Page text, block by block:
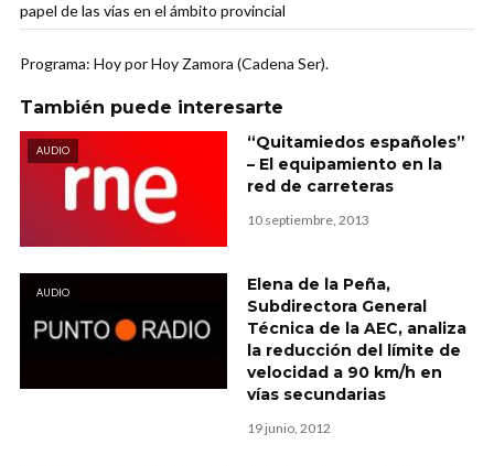
papel de las vías en el ámbito provincial
Programa: Hoy por Hoy Zamora (Cadena Ser).
También puede interesarte
AUDIO
“Quitamiedos españoles”
– El equipamiento en la
red de carreteras
10 septiembre, 2013
AUDIO
Elena de la Peña,
Subdirectora General
Técnica de la AEC, analiza
la reducción del límite de
velocidad a 90 km/h en
vías secundarias
19 junio, 2012